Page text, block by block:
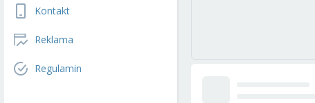
Kontakt
Reklama
Regulamin